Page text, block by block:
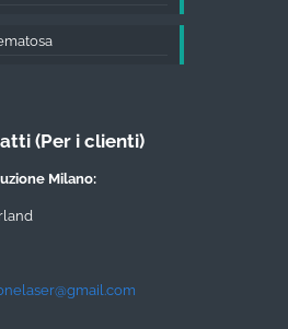
(Per i clienti)
Milano: